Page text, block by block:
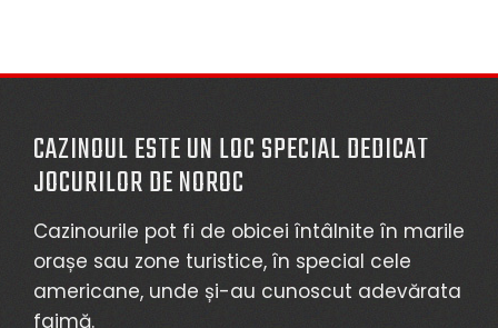
CAZINOUL ESTE UN LOC SPECIAL DEDICAT
JOCURILOR DE NOROC
Cazinourile pot fi de obicei întâlnite în marile
orașe sau zone turistice, în special cele
americane, unde și-au cunoscut adevărata
faimă.